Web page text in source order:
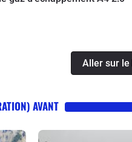
Aller sur le
AVANT